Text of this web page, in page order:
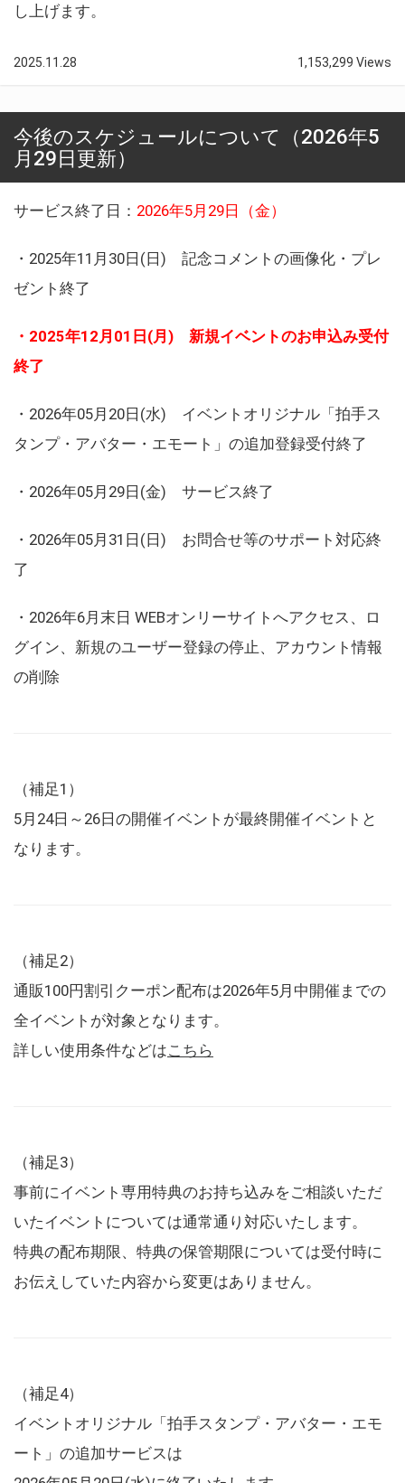
し上げます。
2025.11.28 1,153,299 Views
今後のスケジュールについて（2026年5
月29日更新）
サービス終了日： 2026年5月29日（金）
・2025年11月30日(日) 記念コメントの画像化・プレ
ゼント終了
・2025年12月01日(月) 新規イベントのお申込み受付
終了
・2026年05月20日(水) イベントオリジナル「拍手ス
タンプ・アバター・エモート」の追加登録受付終了
・2026年05月29日(金) サービス終了
・2026年05月31日(日) お問合せ等のサポート対応終
了
・2026年6月末日 WEBオンリーサイトへアクセス、ロ
グイン、新規のユーザー登録の停止、アカウント情報
の削除
（補足1）
5月24日～26日の開催イベントが最終開催イベントと
なります。
（補足2）
通販100円割引クーポン配布は2026年5月中開催までの
全イベントが対象となります。
詳しい使用条件などはこちら
（補足3）
事前にイベント専用特典のお持ち込みをご相談いただ
いたイベントについては通常通り対応いたします。
特典の配布期限、特典の保管期限については受付時に
お伝えしていた内容から変更はありません。
（補足4）
イベントオリジナル「拍手スタンプ・アバター・エモ
ート」の追加サービスは